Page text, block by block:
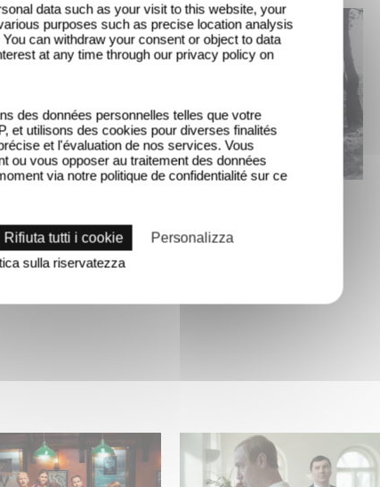
Hearts Want
Welcome to The
Between power, secrets,
and manipulation, discover
data such as your visit to this website, your
purposes such as precise location analysis
can withdraw your consent or object to data
at any time through our privacy policy on
des données personnelles telles que votre
et utilisons des cookies pour diverses finalités
et l'évaluation de nos services. Vous
ou vous opposer au traitement des données
via notre politique de confidentialité sur ce
Rifiuta tutti i cookie
Personalizza
sulla riservatezza